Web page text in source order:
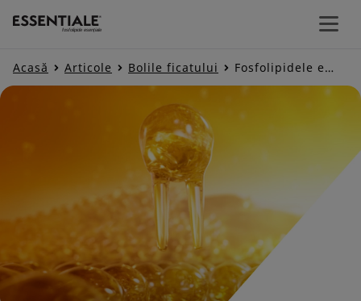
Acasă
Articole
Valorile noastre
Acasă Articole Bolile ficatului Fosfolipidele esențiale protejează ficatul